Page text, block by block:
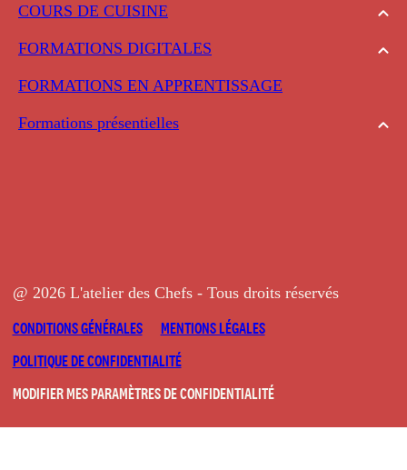
COURS DE CUISINE
FORMATIONS DIGITALES
FORMATIONS EN APPRENTISSAGE
Formations présentielles
@ 2026 L'atelier des Chefs - Tous droits réservés
CONDITIONS GÉNÉRALES
MENTIONS LÉGALES
POLITIQUE DE CONFIDENTIALITÉ
MODIFIER MES PARAMÈTRES DE CONFIDENTIALITÉ